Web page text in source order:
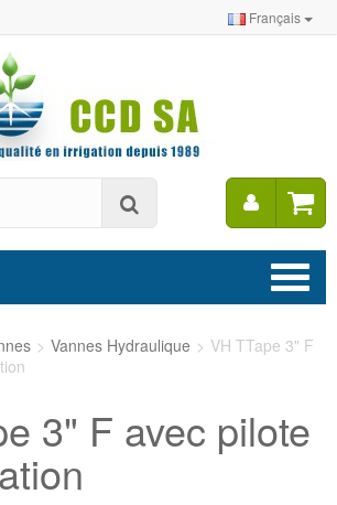
Français
Mon
> Vannes Hydraulique > VH TTape 3" F
3" F avec pilote